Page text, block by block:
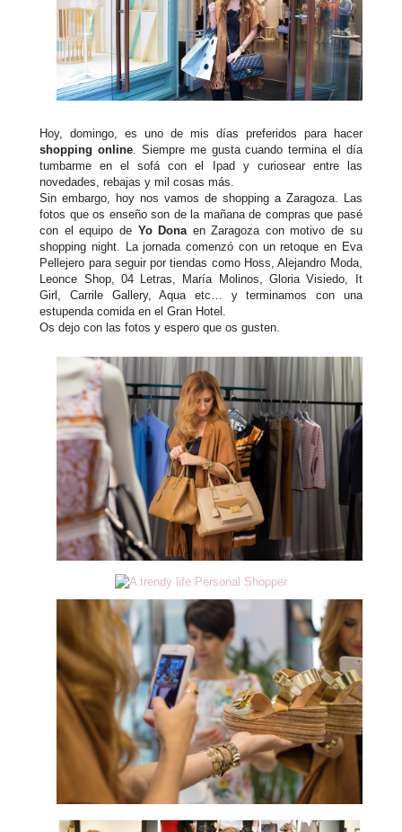
Hoy, domingo, es uno de mis días preferidos para hacer
shopping online . Siempre me gusta cuando termina el día
tumbarme en el sofá con el Ipad y curiosear entre las
novedades, rebajas y mil cosas más.
Sin embargo, hoy nos vamos de shopping a Zaragoza. Las
fotos que os enseño son de la mañana de compras que pasé
con el equipo de Yo Dona en Zaragoza con motivo de su
shopping night. La jornada comenzó con un retoque en Eva
Pellejero para seguir por tiendas como Hoss, Alejandro Moda,
Leonce Shop, 04 Letras, María Molinos, Gloria Visiedo, It
Girl, Carrile Gallery, Aqua etc… y terminamos con una
estupenda comida en el Gran Hotel.
Os dejo con las fotos y espero que os gusten.